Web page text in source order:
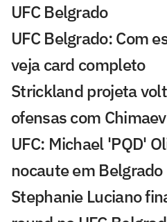
UFC Belgrado
UFC Belgrado: Com
veja card completo
Strickland projeta
ofensas com Chimaev
UFC: Michael 'PQD'
nocaute em Belgrado
Stephanie Luciano